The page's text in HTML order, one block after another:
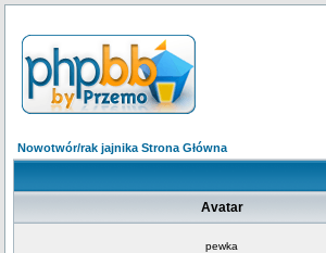
Nowotwór/rak jajnika Strona Główna
Avatar
pewka